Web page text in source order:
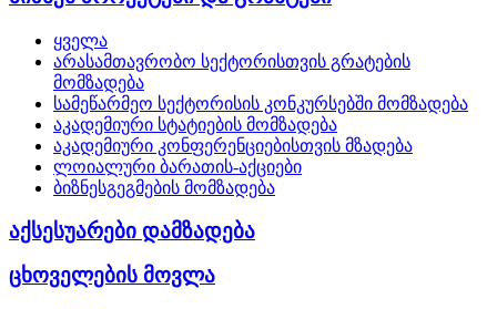
ყველა
არასამთავრობო სექტორისთვის გრატების
მომზადება
სამეწარმეო სექტორისის კონკურსებში მომზადება
აკადემიური სტატიების მომზადება
აკადემიური კონფერენციებისთვის მზადება
ლოიალური ბარათის-აქციები
ბიზნესგეგმების მომზადება
აქსესუარები დამზადება
ცხოველების მოვლა